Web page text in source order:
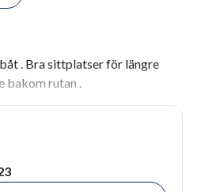
. Bra sittplatser för längre
bakom rutan .